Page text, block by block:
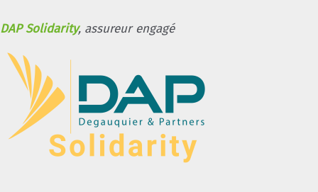
DAP Solidarity, assureur engagé